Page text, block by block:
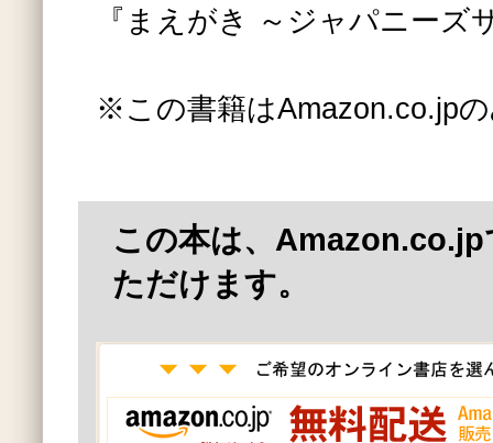
『まえがき ～ジャパニーズ
※この書籍はAmazon.co.jp
この本は、
ただけます。